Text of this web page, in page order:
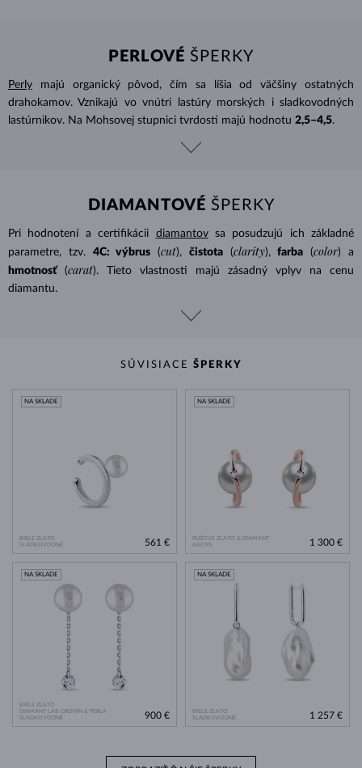
PERLOVÉ ŠPERKY
Perly
majú organický pôvod, čím sa líšia od väčšiny ostatných
drahokamov. Vznikajú vo vnútri lastúry morských i sladkovodných
lastúrnikov. Na Mohsovej stupnici tvrdosti majú hodnotu 2,5–4,5.
DIAMANTOVÉ ŠPERKY
Pri hodnotení a certifikácii diamantovsa posudzujú ich základné
parametre, tzv.
4C: výbrus (cut), čistota (clarity), farba (color) a
hmotnosť
(carat). Tieto vlastnosti majú zásadný vplyv na cenu
diamantu.
SÚVISIACE ŠPERKY
BIELE ZLATO
SLADKOVODNÉ
NA SKLADE
561 €
RUŽOVÉ ZLATO & DIAMANT
AKOYA
NA SKLADE
1 300 €
BIELE ZLATO
DIAMANT LAB GROWN & PERLA
SLADKOVODNÉ
NA SKLADE
900 €
BIELE ZLATO
SLADKOVODNÉ
NA SKLADE
1 257 €